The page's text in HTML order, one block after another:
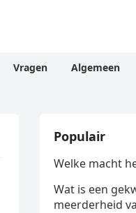
Vragen Algemeen
Populair
Welke macht
Wat is een
meerderheid